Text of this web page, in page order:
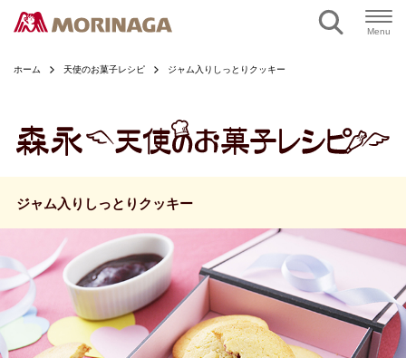
Menu
ホーム 天使のお菓子レシピ ジャム入りしっとりクッキー
ジャム入りしっとりクッキー